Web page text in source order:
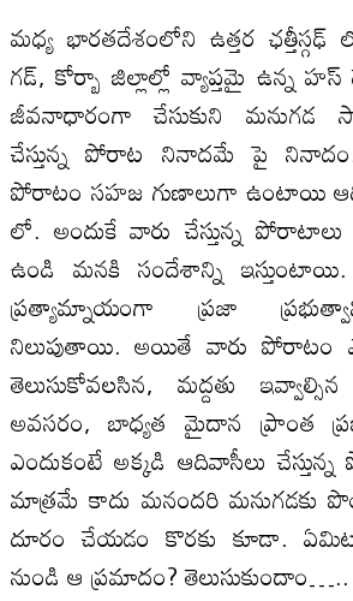
మధ్య భారతదేశంలోని ఉత్తర ఛత్తీస్గఢ్
గడ్, కోర్బా జిల్లాల్లో వ్యాప్తమై ఉన్న
జీవనాధారంగా చేసుకుని మనుగడ
చేస్తున్న పోరాట నినాదమే పై నినాదం.
పోరాటం సహజ గుణాలుగా ఉంటాయి
లో. అందుకే వారు చేస్తున్న
ఉండి మనకి సందేశాన్ని ఇస్తుంటాయి.
ప్రత్యామ్నాయంగా ప్రజా
నిలుపుతాయి. అయితే వారు పోరాటం
తెలుసుకోవలసిన, మద్దతు
అవసరం, బాధ్యత మైదాన ప్రాంత
ఎందుకంటే అక్కడి ఆదివాసీలు
మాత్రమే కాదు మనందరి మనుగడకు
దూరం చేయడం కొరకు కూడా.
నుండి ఆ ప్రమాదం? తెలుసుకుందాం…..